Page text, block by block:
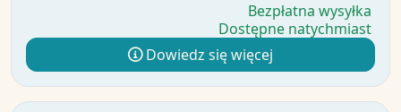
Bezpłatna wysyłka
Dostępne natychmiast
Dowiedz się więcej